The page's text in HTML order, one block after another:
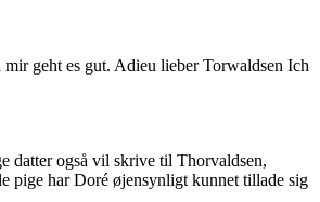
mir geht es gut. Adieu lieber Torwaldsen Ich
datter også vil skrive til Thorvaldsen,
pige har Doré øjensynligt kunnet tillade sig